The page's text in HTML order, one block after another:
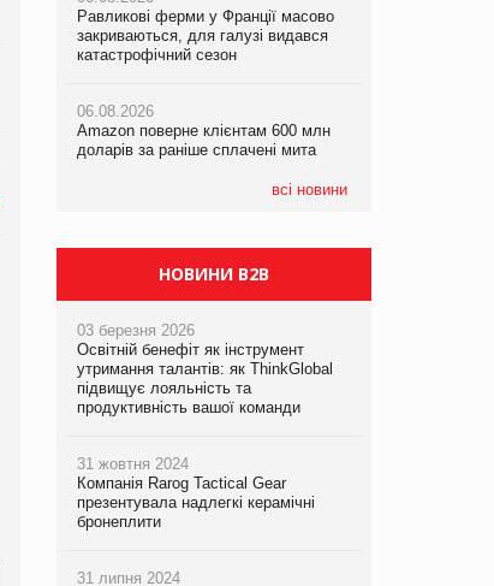
Равликові ферми у Франції масово
закриваються, для галузі видався
катастрофічний сезон
06.08.2026
Amazon поверне клієнтам 600 млн
доларів за раніше сплачені мита
всі новини
05.08.2026
ТОКЕРИ
Сергій Лісунов про заморожені
Amazon поверне клієнтам 600 млн
доларів за раніше сплачені мита
У Євросоюзі набули чинності нові
правила щодо штучного інтелекту
НОВИНИ B2B
03 березня 2026
Освітній бенефіт як інструмент
утримання талантів: як ThinkGlobal
підвищує лояльність та
продуктивність вашої команди
31 жовтня 2024
Компанія Rarog Tactical Gear
презентувала надлегкі керамічні
бронеплити
31 липня 2024